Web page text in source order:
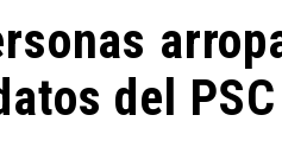
del